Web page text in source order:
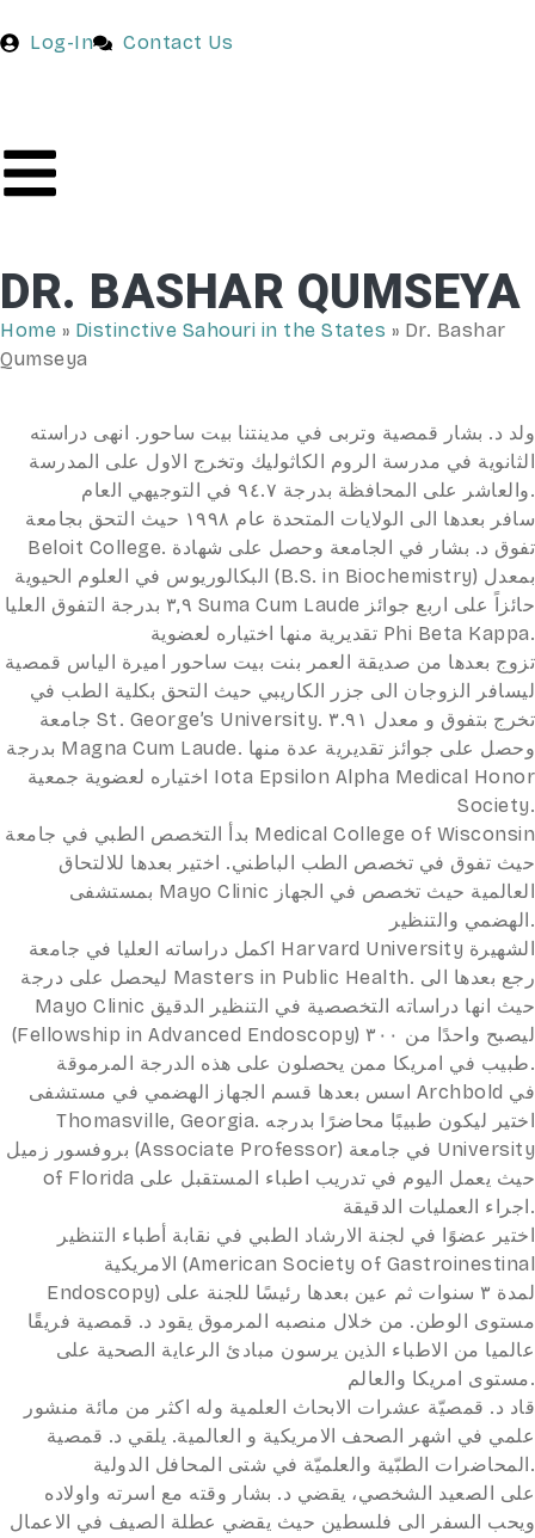
Log-In Contact Us
DR. BASHAR QUMSEYA
Home » Distinctive Sahouri in the States » Dr. Bashar
Qumseya
ولد د. بشار قمصية وتربى في مدينتنا بيت ساحور. انهى دراسته
الثانوية في مدرسة الروم الكاثوليك وتخرج الاول على المدرسة
والعاشر على المحافظة بدرجة ٩٤.٧ في التوجيهي العام.
سافر بعدها الى الولايات المتحدة عام ١٩٩٨ حيث التحق بجامعة
Beloit College. تفوق د. بشار في الجامعة وحصل على شهادة
البكالوريوس في العلوم الحيوية (B.S. in Biochemistry) بمعدل
٣,٩ بدرجة التفوق العليا Suma Cum Laude حائزاً على اربع جوائز
تقديرية منها اختياره لعضوية Phi Beta Kappa.
تزوج بعدها من صديقة العمر بنت بيت ساحور اميرة الياس قمصية
ليسافر الزوجان الى جزر الكاريبي حيث التحق بكلية الطب في
جامعة St. George’s University. تخرج بتفوق و معدل ٣.٩١
بدرجة Magna Cum Laude. وحصل على جوائز تقديرية عدة منها
اختياره لعضوية جمعية Iota Epsilon Alpha Medical Honor
Society.
بدأ التخصص الطبي في جامعة Medical College of Wisconsin
حيث تفوق في تخصص الطب الباطني. اختير بعدها للالتحاق
بمستشفى Mayo Clinic العالمية حيث تخصص في الجهاز
الهضمي والتنظير.
اكمل دراساته العليا في جامعة Harvard University الشهيرة
ليحصل على درجة Masters in Public Health. رجع بعدها الى
Mayo Clinic حيث انها دراساته التخصصية في التنظير الدقيق
(Fellowship in Advanced Endoscopy) ليصبح واحدًا من ٣٠٠
طبيب في امريكا ممن يحصلون على هذه الدرجة المرموقة.
اسس بعدها قسم الجهاز الهضمي في مستشفى Archbold في
Thomasville, Georgia. اختير ليكون طبيبًا محاضرًا بدرجه
بروفسور زميل (Associate Professor) في جامعة University
of Florida حيث يعمل اليوم في تدريب اطباء المستقبل على
اجراء العمليات الدقيقة.
اختير عضوًا في لجنة الارشاد الطبي في نقابة أطباء التنظير
الامريكية (American Society of Gastroinestinal
Endoscopy) لمدة ٣ سنوات ثم عين بعدها رئيسًا للجنة على
مستوى الوطن. من خلال منصبه المرموق يقود د. قمصية فريقًا
عالميا من الاطباء الذين يرسون مبادئ الرعاية الصحية على
مستوى امريكا والعالم.
قاد د. قمصيّة عشرات الابحاث العلمية وله اكثر من مائة منشور
علمي في اشهر الصحف الامريكية و العالمية. يلقي د. قمصية
المحاضرات الطبّية والعلميّة في شتى المحافل الدولية.
على الصعيد الشخصي، يقضي د. بشار وقته مع اسرته واولاده
ويحب السفر الى فلسطين حيث يقضي عطلة الصيف في الاعمال